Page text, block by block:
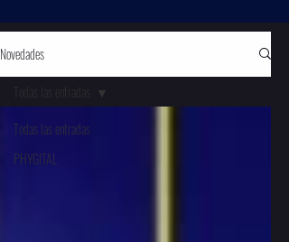
Novedades
Todas las entradas
PHYGITAL
Todas las entradas